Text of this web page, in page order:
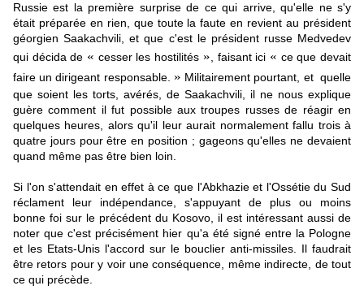
Russie est la première surprise de ce qui arrive, qu'elle ne s'y
était préparée en rien, que toute la faute en revient au président
géorgien Saakachvili, et que c'est le président russe Medvedev
qui décida de « cesser les hostilités » , faisant ici « ce que devait
faire un dirigeant responsable. » Militairement pourtant, et quelle
que soient les torts, avérés, de Saakachvili, il ne nous explique
guère comment il fut possible aux troupes russes de réagir en
quelques heures, alors qu'il leur aurait normalement fallu trois à
quatre jours pour être en position ; gageons qu'elles ne devaient
quand même pas être bien loin.
Si l'on s'attendait en effet à ce que l'Abkhazie et l'Ossétie du Sud
réclament leur indépendance, s'appuyant de plus ou moins
bonne foi sur le précédent du Kosovo, il est intéressant aussi de
noter que c'est précisément hier qu'a été signé entre la Pologne
et les Etats-Unis l'accord sur le bouclier anti-missiles. Il faudrait
être retors pour y voir une conséquence, même indirecte, de tout
ce qui précède.